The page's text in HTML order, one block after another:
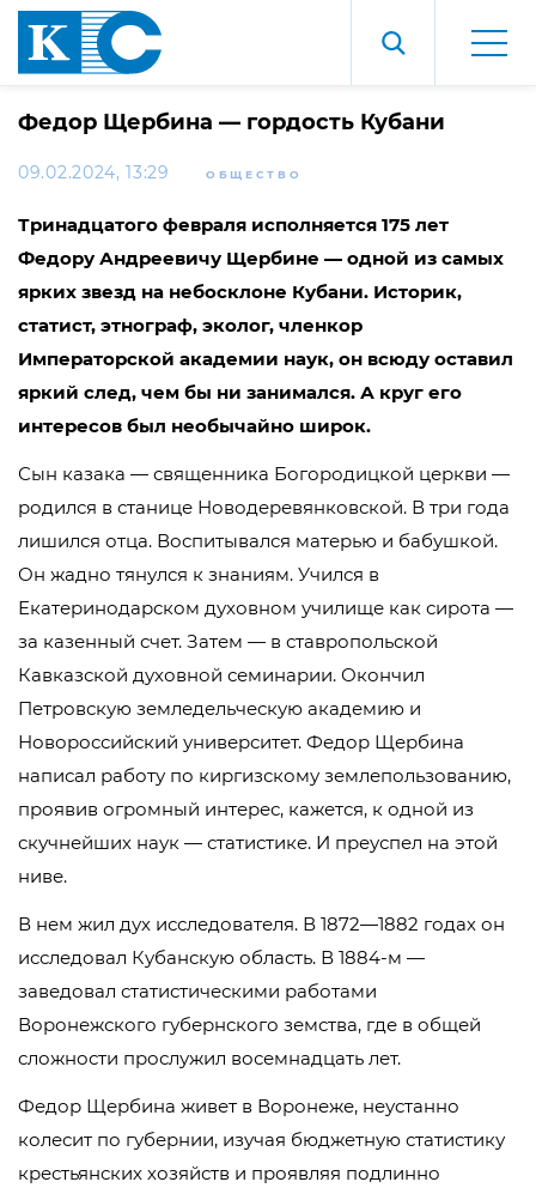
Федор Щербина — гордость Кубани
09.02.2024, 13:29 ОБЩЕСТВО
Тринадцатого февраля исполняется 175 лет
Федору Андреевичу Щербине — одной из самых
ярких звезд на небосклоне Кубани. Историк,
статист, этнограф, эколог, членкор
Императорской академии наук, он всюду оставил
яркий след, чем бы ни занимался. А круг его
интересов был необычайно широк.
Сын казака — священника Богородицкой церкви —
родился в станице Новодеревянковской. В три года
лишился отца. Воспитывался матерью и бабушкой.
Он жадно тянулся к знаниям. Учился в
Екатеринодарском духовном училище как сирота —
за казенный счет. Затем — в ставропольской
Кавказской духовной семинарии. Окончил
Петровскую земледельческую академию и
Новороссийский университет. Федор Щербина
написал работу по киргизскому землепользованию,
проявив огромный интерес, кажется, к одной из
скучнейших наук — статистике. И преуспел на этой
ниве.
В нем жил дух исследователя. В 1872—1882 годах он
исследовал Кубанскую область. В 1884-м —
заведовал статистическими работами
Воронежского губернского земства, где в общей
сложности прослужил восемнадцать лет.
Федор Щербина живет в Воронеже, неустанно
колесит по губернии, изучая бюджетную статистику
крестьянских хозяйств и проявляя подлинно